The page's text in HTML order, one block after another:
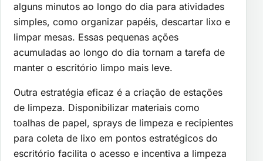
alguns minutos ao longo do dia para atividades
simples, como organizar papéis, descartar lixo e
limpar mesas. Essas pequenas ações
acumuladas ao longo do dia tornam a tarefa de
manter o escritório limpo mais leve.
Outra estratégia eficaz é a criação de estações
de limpeza. Disponibilizar materiais como
toalhas de papel, sprays de limpeza e recipientes
para coleta de lixo em pontos estratégicos do
escritório facilita o acesso e incentiva a limpeza